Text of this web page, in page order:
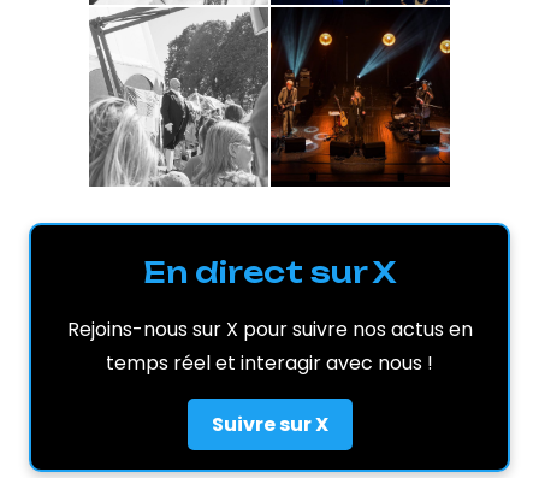
En direct sur X
Rejoins-nous sur X pour suivre nos actus en
temps réel et interagir avec nous !
Suivre sur X